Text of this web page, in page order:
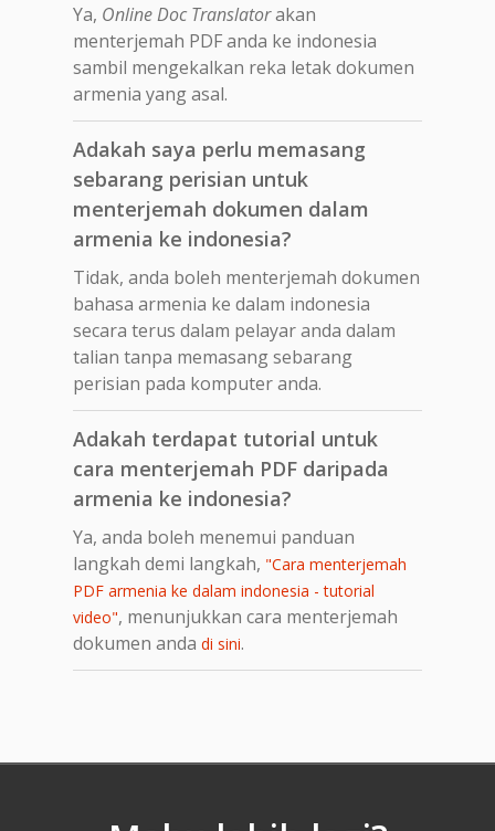
Ya, Online Doc Translatorakan
menterjemah PDF anda ke indonesia
sambil mengekalkan reka letak dokumen
armenia yang asal.
Adakah saya perlu memasang
sebarang perisian untuk
menterjemah dokumen dalam
armenia ke indonesia?
Tidak, anda boleh menterjemah dokumen
bahasa armenia ke dalam indonesia
secara terus dalam pelayar anda dalam
talian tanpa memasang sebarang
perisian pada komputer anda.
Adakah terdapat tutorial untuk
cara menterjemah PDF daripada
armenia ke indonesia?
Ya, anda boleh menemui panduan
langkah demi langkah, "Cara menterjemah
PDF armenia ke dalam indonesia - tutorial
video", menunjukkan cara menterjemah
dokumen anda di sini.